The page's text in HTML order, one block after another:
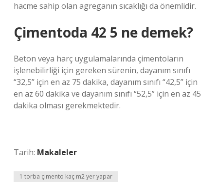
hacme sahip olan agreganın sıcaklığı da önemlidir.
Çimentoda 42 5 ne demek?
Beton veya harç uygulamalarında çimentoların
işlenebilirliği için gereken sürenin, dayanım sınıfı
“32,5” için en az 75 dakika, dayanım sınıfı “42,5” için
en az 60 dakika ve dayanım sınıfı “52,5” için en az 45
dakika olması gerekmektedir.
Tarih: Makaleler
1 torba çimento kaç m2 yer yapar